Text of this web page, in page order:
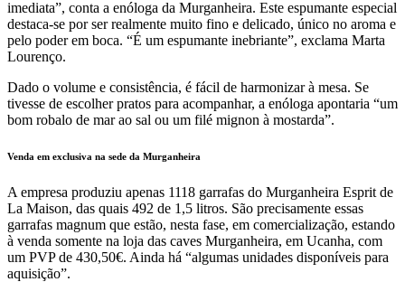
imediata”, conta a enóloga da Murganheira. Este espumante especial
destaca-se por ser realmente muito fino e delicado, único no aroma e
pelo poder em boca. “É um espumante inebriante”, exclama Marta
Lourenço.
Dado o volume e consistência, é fácil de harmonizar à mesa. Se
tivesse de escolher pratos para acompanhar, a enóloga apontaria “um
bom robalo de mar ao sal ou um filé mignon à mostarda”.
Venda em exclusiva na sede da Murganheira
A empresa produziu apenas 1118 garrafas do Murganheira Esprit de
La Maison, das quais 492 de 1,5 litros. São precisamente essas
garrafas magnum que estão, nesta fase, em comercialização, estando
à venda somente na loja das caves Murganheira, em Ucanha, com
um PVP de 430,50€. Ainda há “algumas unidades disponíveis para
aquisição”.